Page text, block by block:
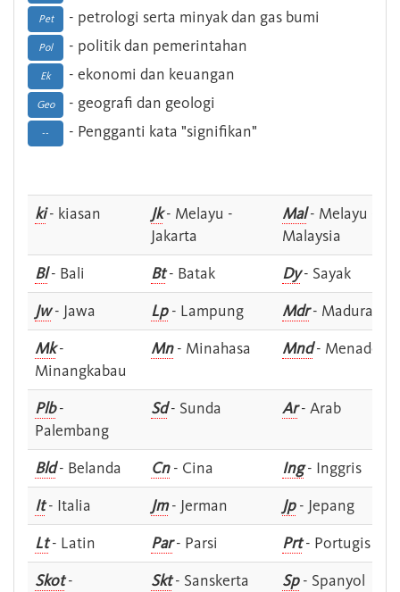
Pet - petrologi serta minyak dan gas bumi
Pol - politik dan pemerintahan
Ek - ekonomi dan keuangan
Geo - geografi dan geologi
-- - Pengganti kata "signifikan"
ki- kiasan Jk- Melayu -
Jakarta
Mal- Melayu -
Malaysia
Bl- Bali Bt- Batak Dy- Sayak
Jw- Jawa Lp- Lampung Mdr- Madura
Mk-
Minangkabau
Mn- Minahasa Mnd- Menado
Plb-
Palembang
Sd- Sunda Ar- Arab
Bld- Belanda Cn- Cina Ing- Inggris
It- Italia Jm- Jerman Jp- Jepang
Lt- Latin Par- Parsi Prt- Portugis
Skot-
Skt- Sanskerta Sp- Spanyol